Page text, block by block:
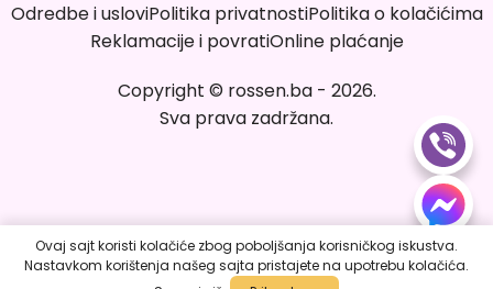
Poruči sada
Odredbe i usloviPolitika privatnostiPolitika o kolačićima
Reklamacije i povratiOnline plaćanje
Copyright © rossen.ba- 2026.
Sva prava zadržana.
Ovaj sajt koristi kolačiće zbog poboljšanja korisničkog iskustva.
Nastavkom korištenja našeg sajta pristajete na upotrebu kolačića.